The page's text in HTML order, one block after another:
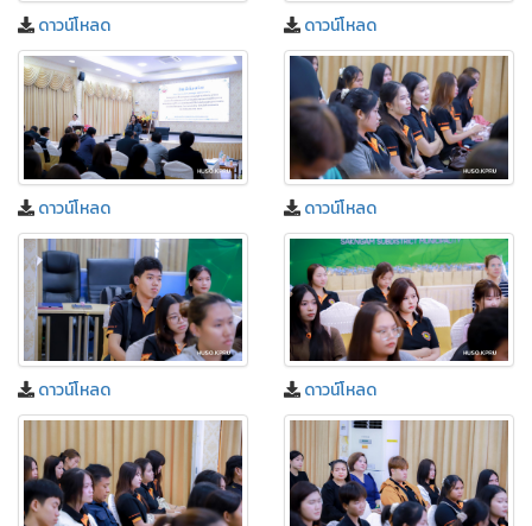
ดาวน์โหลด ดาวน์โหลด
ดาวน์โหลด ดาวน์โหลด
ดาวน์โหลด ดาวน์โหลด